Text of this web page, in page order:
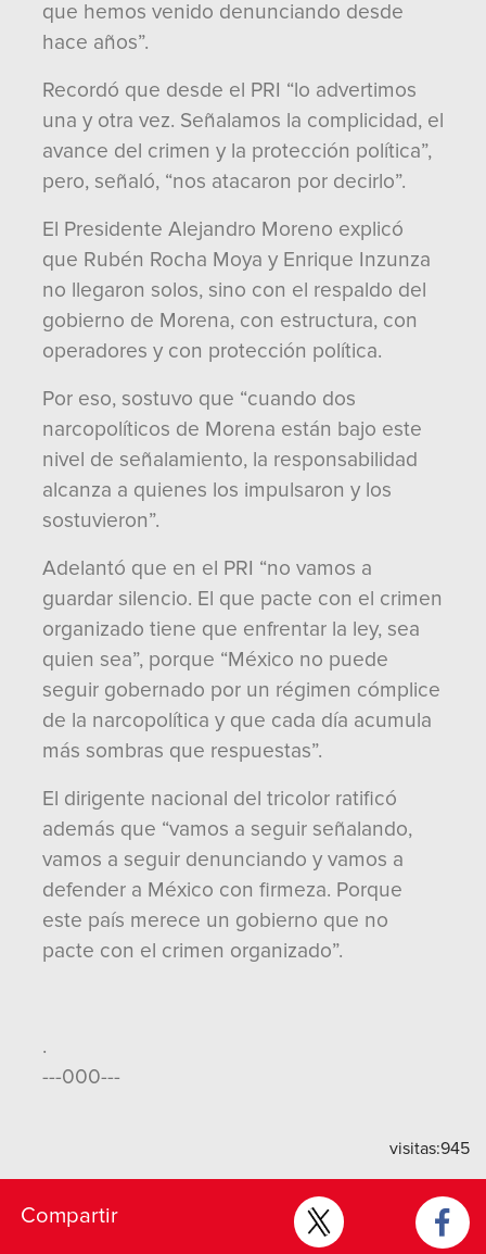
que hemos venido denunciando desde
hace años”.
Recordó que desde el PRI “lo advertimos
una y otra vez. Señalamos la complicidad, el
avance del crimen y la protección política”,
pero, señaló, “nos atacaron por decirlo”.
El Presidente Alejandro Moreno explicó
que Rubén Rocha Moya y Enrique Inzunza
no llegaron solos, sino con el respaldo del
gobierno de Morena, con estructura, con
operadores y con protección política.
Por eso, sostuvo que “cuando dos
narcopolíticos de Morena están bajo este
nivel de señalamiento, la responsabilidad
alcanza a quienes los impulsaron y los
sostuvieron”.
Adelantó que en el PRI “no vamos a
guardar silencio. El que pacte con el crimen
organizado tiene que enfrentar la ley, sea
quien sea”, porque “México no puede
seguir gobernado por un régimen cómplice
de la narcopolítica y que cada día acumula
más sombras que respuestas”.
El dirigente nacional del tricolor ratificó
además que “vamos a seguir señalando,
vamos a seguir denunciando y vamos a
defender a México con firmeza. Porque
este país merece un gobierno que no
pacte con el crimen organizado”.
.
---000---
visitas:945
Compartir